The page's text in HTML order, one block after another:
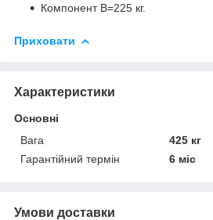
Компонент В=225 кг.
Приховати
Характеристики
Основні
Вага
425 кг
Гарантійний термін
6 міс
Умови доставки